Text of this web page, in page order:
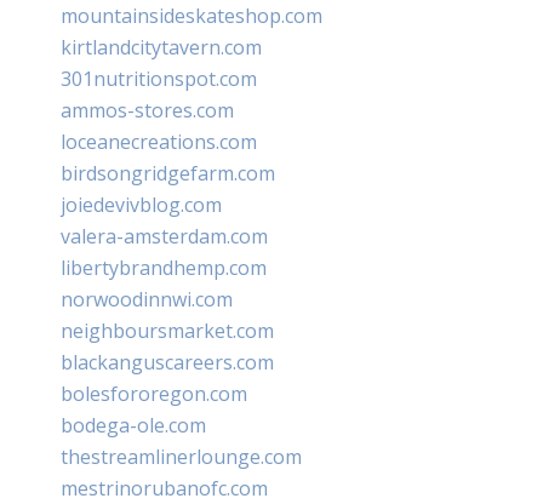
mountainsideskateshop.com
kirtlandcitytavern.com
301nutritionspot.com
ammos-stores.com
loceanecreations.com
birdsongridgefarm.com
joiedevivblog.com
valera-amsterdam.com
libertybrandhemp.com
norwoodinnwi.com
neighboursmarket.com
blackanguscareers.com
bolesfororegon.com
bodega-ole.com
thestreamlinerlounge.com
mestrinorubanofc.com